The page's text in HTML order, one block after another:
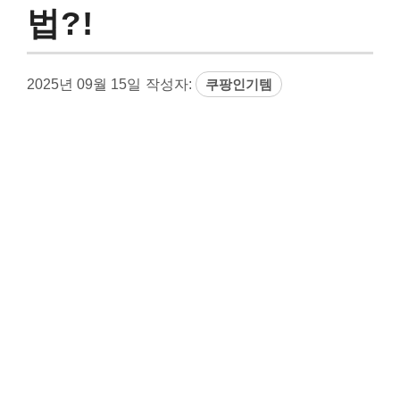
법?!
2025년 09월 15일 작성자: 쿠팡인기템